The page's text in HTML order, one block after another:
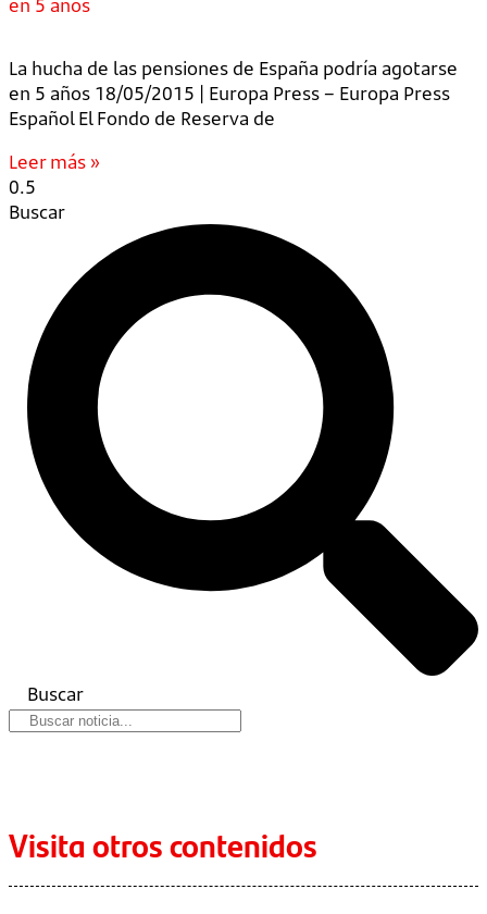
La hucha de las pensiones de España podría agotarse
en 5 años 18/05/2015 | Europa Press – Europa Press
Español El Fondo de Reserva de
Leer más »
Buscar
Buscar
Visita otros contenidos